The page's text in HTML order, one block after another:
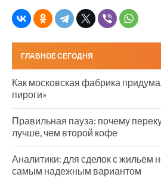
ГЛАВНОЕ СЕГОДНЯ
Как московская фабрика
пироги»
Правильная пауза: почему
лучше, чем второй кофе
Аналитики: для сделок с жильем
самым надежным вариантом